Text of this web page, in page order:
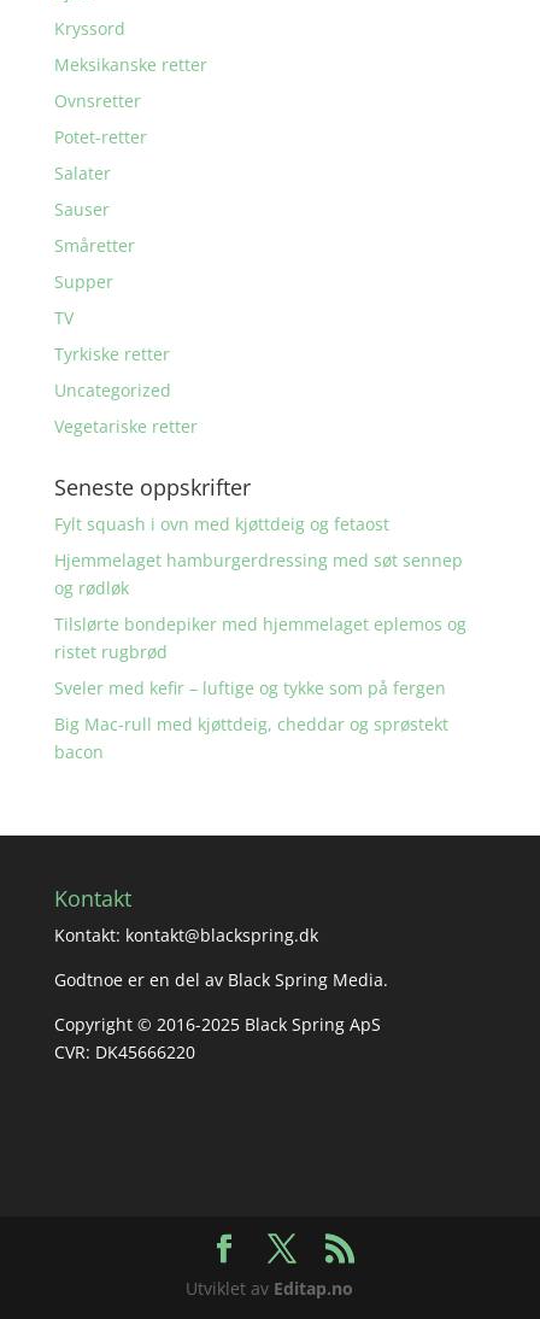
Kryssord
Meksikanske retter
Ovnsretter
Potet-retter
Salater
Sauser
Småretter
Supper
TV
Tyrkiske retter
Uncategorized
Vegetariske retter
Seneste oppskrifter
Fylt squash i ovn med kjøttdeig og fetaost
Hjemmelaget hamburgerdressing med søt sennep
og rødløk
Tilslørte bondepiker med hjemmelaget eplemos og
ristet rugbrød
Sveler med kefir – luftige og tykke som på fergen
Big Mac-rull med kjøttdeig, cheddar og sprøstekt
bacon
Kontakt
Kontakt: kontakt@blackspring.dk
Godtnoe er en del av Black Spring Media.
Copyright © 2016-2025 Black Spring ApS
CVR: DK45666220
Utviklet av Editap.no